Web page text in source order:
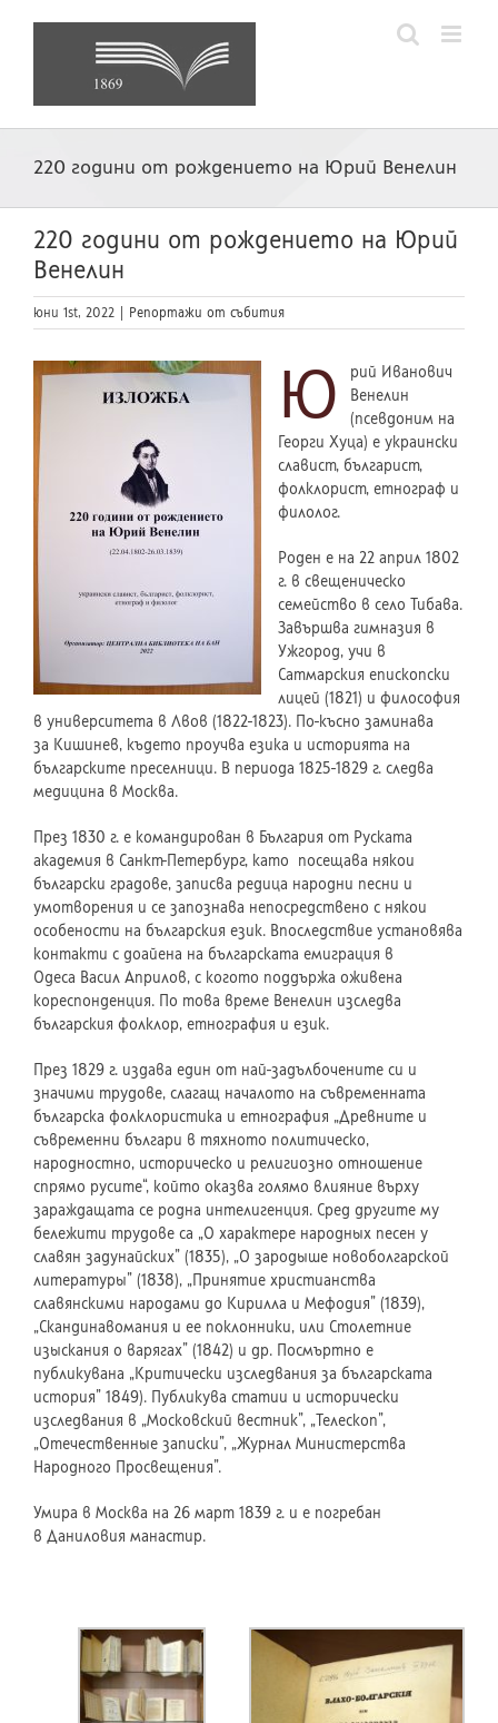
220 години от рождението на Юрий Венелин
220 години от рождението на Юрий
Венелин
юни 1st, 2022 Репортажи от събития
Ю
рий Иванович
Венелин
(псeвдоним на
Георги Хуца) е украински
славист, българист,
фолклорист, етнограф и
филолог.
Роден е на 22 април 1802
г. в свещеническо
семейство в село Тибава.
Завършва гимназия в
Ужгород, учи в
Сатмарския епископски
лицей (1821) и философия
в университета в Лвов (1822-1823). По-късно заминава
за Кишинев, където проучва езика и историята на
българските преселници. В периода 1825-1829 г. следва
медицина в Москва.
През 1830 г. е командирован в България от Руската
академия в Санкт-Петербург, като посещава някои
български градове, записва редица народни песни и
умотворения и се запознава непосредствено с някои
особености на българския език. Впоследствие установява
контакти с доайена на българската емиграция в
Одеса Васил Априлов, с когото поддържа оживена
кореспонденция. По това време Венелин изследва
българския фолклор, етнография и език.
През 1829 г. издава един от най-задълбочените си и
значими трудове, слагащ началото на съвременната
българска фолклористика и етнография „Древните и
съвременни българи в тяхното политическо,
народностно, историческо и религиозно отношение
спрямо русите“, който оказва голямо влияние върху
зараждащата се родна интелигенция. Сред другите му
бележити трудове са „О характере народных песен у
славян задунайских” (1835), „О зародыше новоболгарской
литературы” (1838), „Принятие христианства
славянскими народами до Кирилла и Мефодия” (1839),
„Скандинавомания и ее поклонники, или Столетние
изыскания о варягах” (1842) и др. Посмъртно е
публикувана „Критически изследвания за българската
история” 1849). Публикува статии и исторически
изследвания в „Московский вестник”, „Телескоп”,
„Отечественные записки”, „Журнал Министерства
Народного Просвещения”.
Умира в Москва на 26 март 1839 г. и е погребан
в Даниловия манастир.